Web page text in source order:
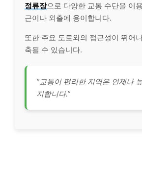
정류장으로 다양한 교통 수단을 이
근이나 외출에 용이합니다.
또한 주요 도로와의 접근성이 뛰어
축될 수 있습니다.
“교통이 편리한 지역은 언제나
지합니다.”